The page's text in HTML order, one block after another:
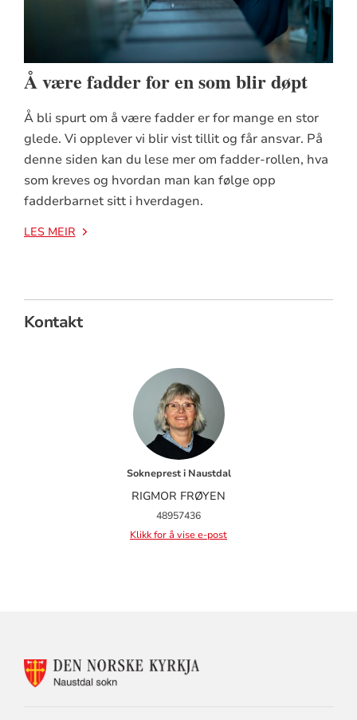
Å være fadder for en som blir døpt
Å bli spurt om å være fadder er for mange en stor
glede. Vi opplever vi blir vist tillit og får ansvar. På
denne siden kan du lese mer om fadder-rollen, hva
som kreves og hvordan man kan følge opp
fadderbarnet sitt i hverdagen.
LES MEIR
Kontakt
Sokneprest i Naustdal
RIGMOR FRØYEN
48957436
Klikk for å vise e-post
KONTAKTINFORMASJON